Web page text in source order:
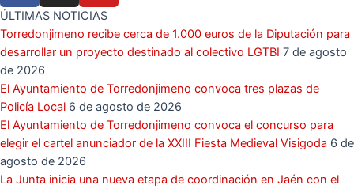
ÚLTIMAS NOTICIAS
Torredonjimeno recibe cerca de 1.000 euros de la Diputación para
desarrollar un proyecto destinado al colectivo LGTBI 7 de agosto
de 2026
El Ayuntamiento de Torredonjimeno convoca tres plazas de
Policía Local 6 de agosto de 2026
El Ayuntamiento de Torredonjimeno convoca el concurso para
elegir el cartel anunciador de la XXIII Fiesta Medieval Visigoda 6 de
agosto de 2026
La Junta inicia una nueva etapa de coordinación en Jaén con el